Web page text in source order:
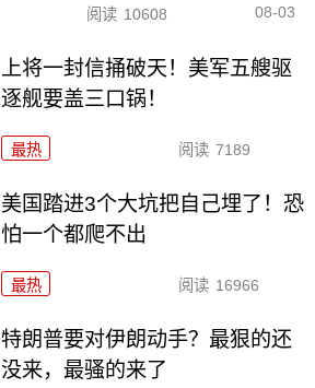
阅读 10608 08-03
上将一封信捅破天！美军五艘驱
逐舰要盖三口锅！
最热 阅读 7189
美国踏进3个大坑把自己埋了！恐
怕一个都爬不出
最热 阅读 16966
特朗普要对伊朗动手？最狠的还
没来，最骚的来了